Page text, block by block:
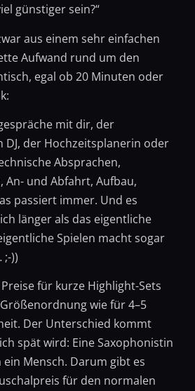
günstiger sein?“
aus einem sehr einfachen
Aufwand rund um den
egal ob 20 Minuten oder
mit dir, der
DJ, der Hochzeitsplanerin oder
Absprachen,
An- und Abfahrt, Aufbau,
passiert immer. Und es
länger als das eigentliche
Spielen macht sogar
))
für kurze Highlight-Sets
wie für 4–5
Der Unterschied kommt
spät wird: Eine Saxophonistin
Mensch. Darum gibt es
für den normalen